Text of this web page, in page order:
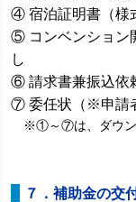
④ 宿泊証明書（様
⑤ コンベンション
し
⑥ 請求書兼振込依
⑦ 委任状（※申請
※①～⑦は、ダウン
７．補助金の交